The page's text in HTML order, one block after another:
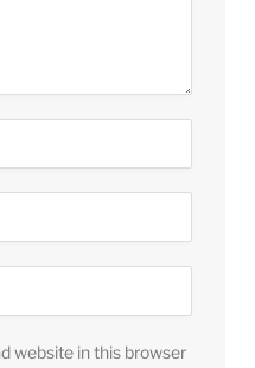
website in this browser